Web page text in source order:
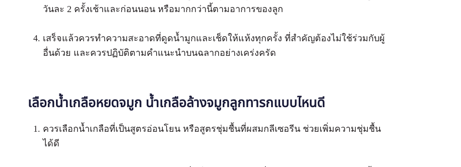
วันละ 2 ครั้งเช้าและก่อนนอน หรือมากกว่านี้ตามอาการของลูก
เสร็จแล้วควรทำความสะอาดที่ดูดน้ำมูกและเช็ดให้แห้งทุกครั้ง ที่สำคัญต้องไม่ใช้ร่วมกับผู้
อื่นด้วย และควรปฏิบัติตามคำแนะนำบนฉลากอย่างเคร่งครัด
เลือกน้ำเกลือหยดจมูก น้ำเกลือล้างจมูกลูกทารกแบบไหนดี
ควรเลือกน้ำเกลือที่เป็นสูตรอ่อนโยน หรือสูตรชุ่มชื้นที่ผสมกลีเซอรีน ช่วยเพิ่มความชุ่มชื้น
ได้ดี